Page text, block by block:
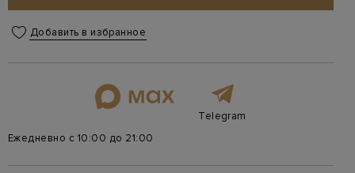
Добавить в избранное
Telegram
Ежедневно с 10:00 до 21:00